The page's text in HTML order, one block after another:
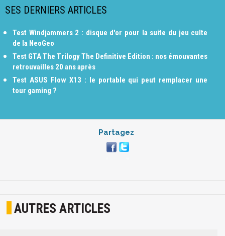
SES DERNIERS ARTICLES
Test Windjammers 2 : disque d'or pour la suite du jeu culte
de la NeoGeo
Test GTA The Trilogy The Definitive Edition : nos émouvantes
retrouvailles 20 ans après
Test ASUS Flow X13 : le portable qui peut remplacer une
tour gaming ?
Partagez
AUTRES ARTICLES